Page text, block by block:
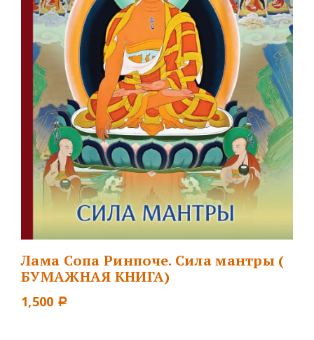
Лама Сопа Ринпоче. Сила мантры (
БУМАЖНАЯ КНИГА)
1,500 Р